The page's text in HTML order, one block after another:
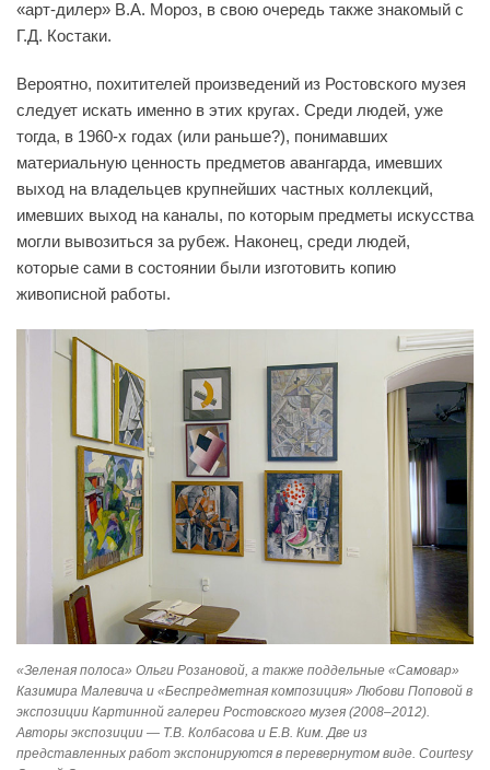
«арт-дилер» В.А. Мороз, в свою очередь также знакомый с
Г.Д. Костаки.
Вероятно, похитителей произведений из Ростовского музея
следует искать именно в этих кругах. Среди людей, уже
тогда, в 1960-х годах (или раньше?), понимавших
материальную ценность предметов авангарда, имевших
выход на владельцев крупнейших частных коллекций,
имевших выход на каналы, по которым предметы искусства
могли вывозиться за рубеж. Наконец, среди людей,
которые сами в состоянии были изготовить копию
живописной работы.
«Зеленая полоса» Ольги Розановой, а также поддельные «Самовар»
Казимира Малевича и «Беспредметная композиция» Любови Поповой в
экспозиции Картинной галереи Ростовского музея (2008–2012).
Авторы экспозиции — Т.В. Колбасова и Е.В. Ким. Две из
представленных работ экспонируются в перевернутом виде. Courtesy